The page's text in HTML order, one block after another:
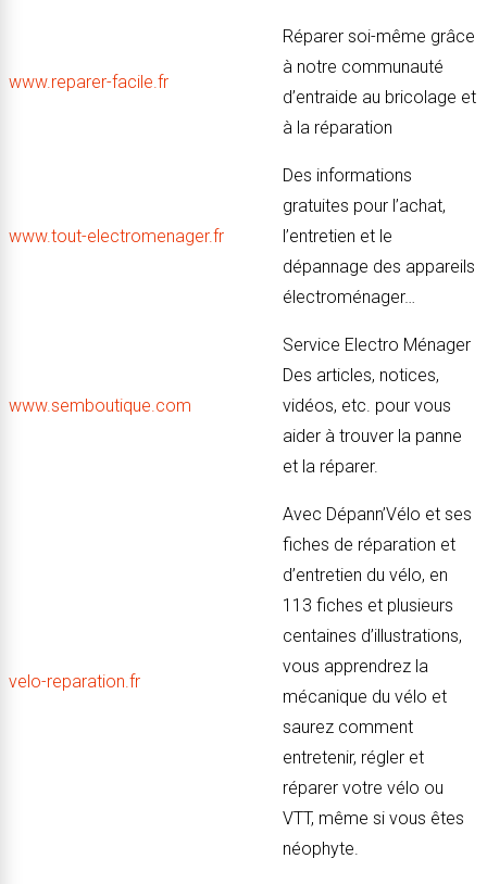
www.reparer-facile.fr
Réparer soi-même grâce
à notre communauté
d’entraide au bricolage et
à la réparation
www.tout-electromenager.fr
Des informations
gratuites pour l’achat,
l’entretien et le
dépannage des appareils
électroménager…
www.semboutique.com
Service Electro Ménager
Des articles, notices,
vidéos, etc. pour vous
aider à trouver la panne
et la réparer.
velo-reparation.fr
Avec Dépann’Vélo et ses
fiches de réparation et
d’entretien du vélo, en
113 fiches et plusieurs
centaines d’illustrations,
vous apprendrez la
mécanique du vélo et
saurez comment
entretenir, régler et
réparer votre vélo ou
VTT, même si vous êtes
néophyte.